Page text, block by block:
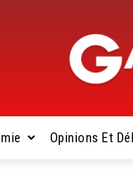
Opinions Et